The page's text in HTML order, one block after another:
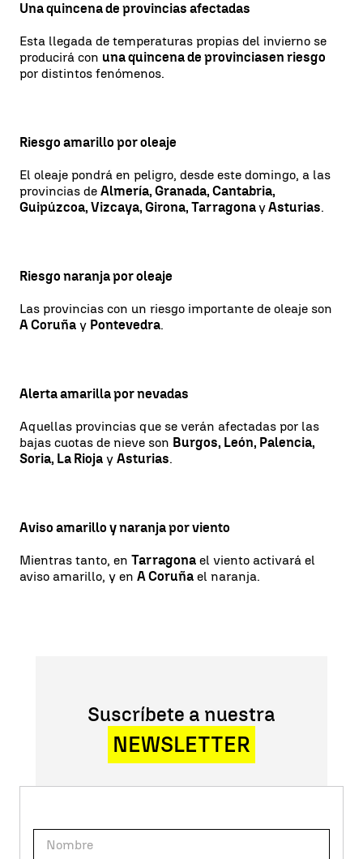
Una quincena de provincias afectadas
Esta llegada de temperaturas propias del invierno se
producirá con una quincena de provinciasen riesgo
por distintos fenómenos.
Riesgo amarillo por oleaje
El oleaje pondrá en peligro, desde este domingo, a las
provincias de Almería, Granada, Cantabria,
Guipúzcoa, Vizcaya, Girona, TarragonayAsturias.
Riesgo naranja por oleaje
Las provincias con un riesgo importante de oleaje son
A Coruña y Pontevedra.
Alerta amarilla por nevadas
Aquellas provincias que se verán afectadas por las
bajas cuotas de nieve son Burgos, León, Palencia,
Soria, La Rioja y Asturias.
Aviso amarillo y naranja por viento
Mientras tanto, en Tarragona el viento activará el
aviso amarillo, y en A Coruña el naranja.
Suscríbete a nuestra
NEWSLETTER